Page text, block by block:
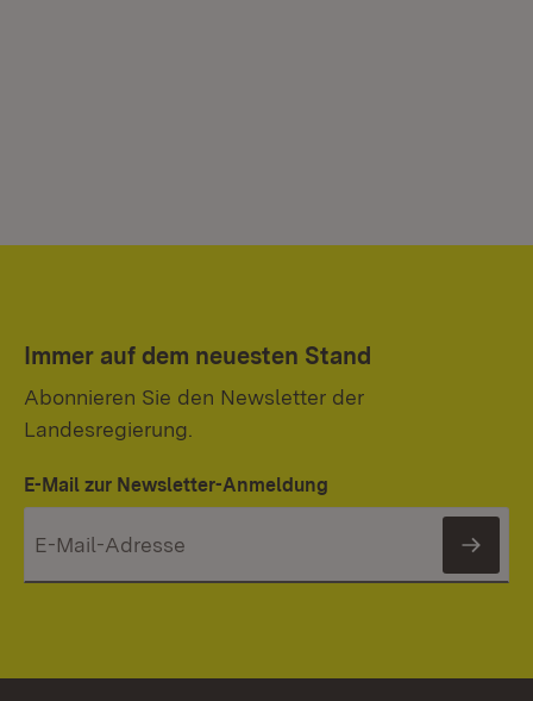
Immer auf dem neuesten Stand
Abonnieren Sie den Newsletter der
Landesregierung.
E-Mail zur Newsletter-Anmeldung